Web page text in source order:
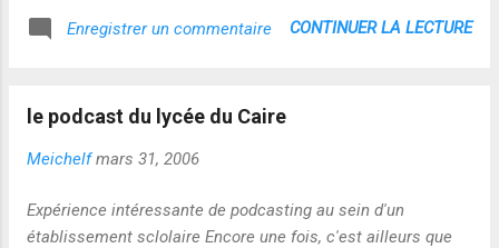
Enregistrer un commentaire CONTINUER LA LECTURE
le podcast du lycée du Caire
Meichelf mars 31, 2006
Expérience intéressante de podcasting au sein d'un
établissement sclolaire Encore une fois, c'est ailleurs que